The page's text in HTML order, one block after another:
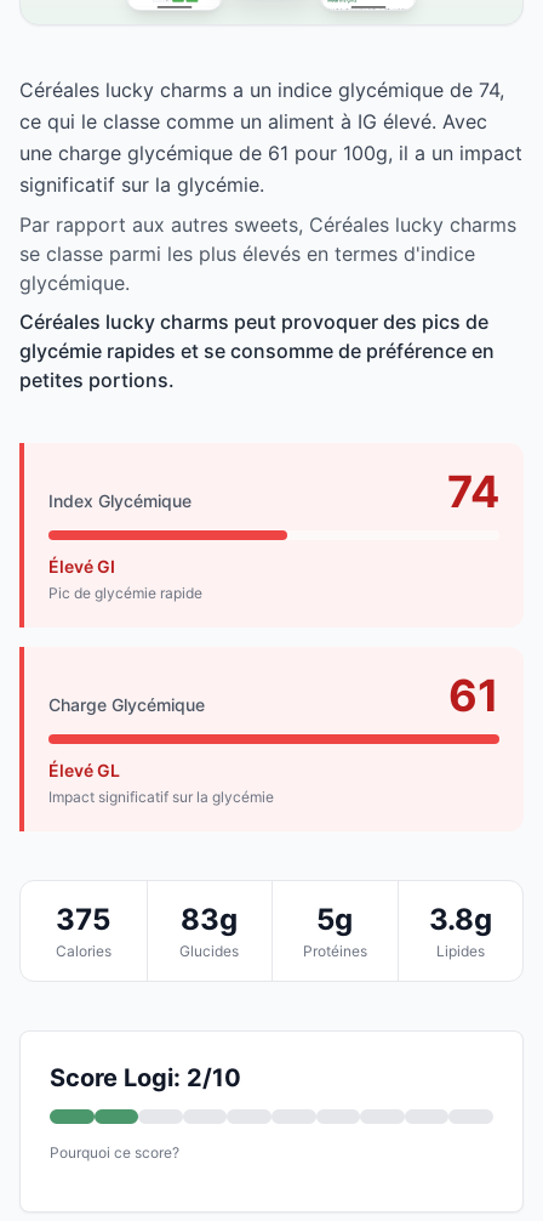
Céréales lucky charms a un indice glycémique de 74,
ce qui le classe comme un aliment à IG élevé. Avec
une charge glycémique de 61 pour 100g, il a un impact
significatif sur la glycémie.
Par rapport aux autres sweets, Céréales lucky charms
se classe parmi les plus élevés en termes d'indice
glycémique.
Céréales lucky charms peut provoquer des pics de
glycémie rapides et se consomme de préférence en
petites portions.
Index Glycémique 74
Élevé GI
Pic de glycémie rapide
Charge Glycémique 61
Élevé GL
Impact significatif sur la glycémie
375
Calories
83g
Glucides
5g
Protéines
3.8g
Lipides
Score Logi: 2/10
Pourquoi ce score?